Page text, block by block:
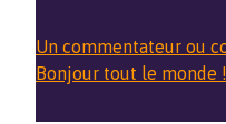
Un commentateur ou
Bonjour tout le monde !